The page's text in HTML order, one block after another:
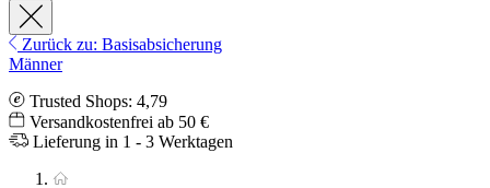
Zurück zu: Basisabsicherung
Männer
Trusted Shops: 4,79
Versandkostenfrei ab 50 €
Lieferung in 1 - 3 Werktagen